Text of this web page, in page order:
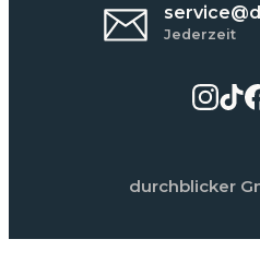
Jederzeit
durchblicker